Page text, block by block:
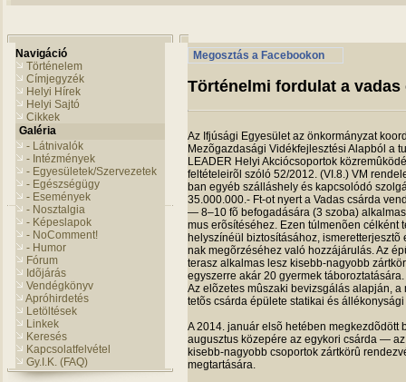
Navigáció
Történelem
Címjegyzék
Helyi Hírek
Helyi Sajtó
Cikkek
Galéria
- Látnivalók
- Intézmények
- Egyesületek/Szervezetek
- Egészségügy
- Események
- Nosztalgia
- Képeslapok
- NoComment!
- Humor
Fórum
Idõjárás
Vendégkönyv
Apróhirdetés
Letöltések
Linkek
Keresés
Kapcsolatfelvétel
Gy.I.K. (FAQ)
Megosztás a Facebookon
Történelmi fordulat a vadas
Az Ifjú­sági Egye­sü­let az önkor­mány­zat
Mezõ­gaz­da­sági Vidék­fej­lesz­tési Alap­ból a
LEADER Helyi Akció­cso­por­tok
fel­té­te­le­irõl szóló 52/2012. (VI.8.) VM
ban egyéb szál­lás­hely és kap­cso­lódó
35.000.000.- Ft-ot nyert a Vadas csárda
— 8–10 fõ befo­ga­dá­sára (3 szoba)
mus erõ­sí­té­sé­hez. Ezen túl­menõen cél­ként
hely­szí­néül biz­to­sí­tá­sá­hoz,
nak megõr­zé­sé­hez való hoz­zá­já­ru­lás. Az
terasz alkal­mas lesz kisebb-nagyobb
egy­szerre akár 20 gyer­mek táboroztatására.
Az elõ­ze­tes mûszaki bevizs­gá­lás alap­ján,
tetõs csárda épü­lete sta­ti­kai és
A 2014. január elsõ heté­ben meg­kezdõ­dött
augusz­tus köze­pére az egy­kori csárda —
kisebb-nagyobb cso­por­tok zárt­körû
megtartására.